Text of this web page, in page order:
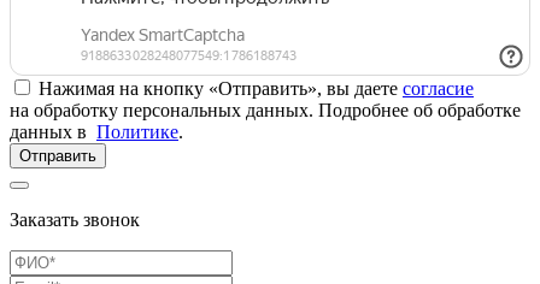
Нажимая на кнопку «Отправить», вы даете согласие
на обработку персональных данных. Подробнее об обработке
данных в Политике.
Отправить
Заказать звонок